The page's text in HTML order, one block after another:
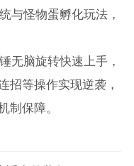
与怪物蛋孵化玩法，
无脑旋转快速上手，
招等操作实现逆袭，
保障。